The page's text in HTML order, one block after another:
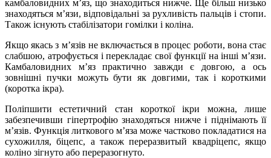
камбаловидних м’яз, що знаходиться нижче. Ще більш низько
знаходяться м’язи, відповідальні за рухливість пальців і стопи.
Також існують стабілізатори гомілки і коліна.
Якщо якась з м’язів не включається в процес роботи, вона стає
слабшою, атрофується і перекладає свої функції на інші м’язи.
Камбаловидних м’яз практично завжди є довгою, а ось
зовнішні пучки можуть бути як довгими, так і короткими
(коротка ікра).
Поліпшити естетичний стан короткої ікри можна, лише
забезпечивши гіпертрофію знаходяться нижче і піднімають її
м’язів. Функція литкового м’яза може частково покладатися на
сухожилля, біцепс, а також переразвитый квадріцепс, якщо
коліно зігнуто або переразогнуто.